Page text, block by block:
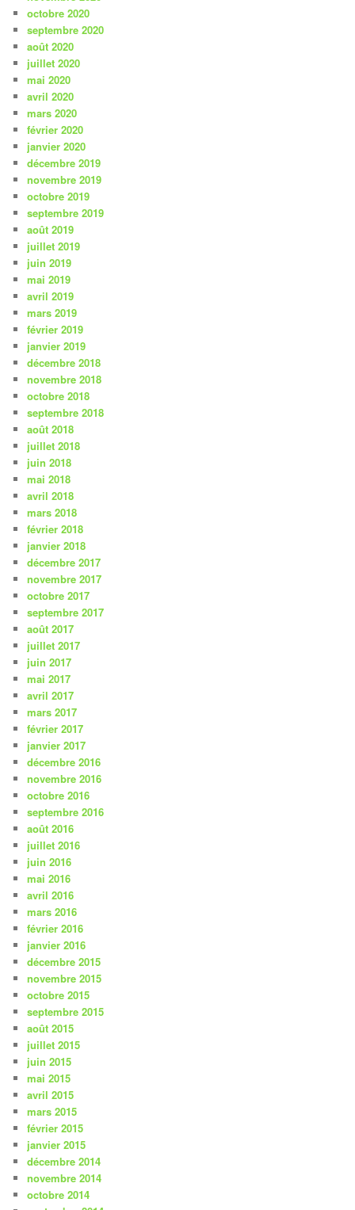
octobre 2020
septembre 2020
août 2020
juillet 2020
mai 2020
avril 2020
mars 2020
février 2020
janvier 2020
décembre 2019
novembre 2019
octobre 2019
septembre 2019
août 2019
juillet 2019
juin 2019
mai 2019
avril 2019
mars 2019
février 2019
janvier 2019
décembre 2018
novembre 2018
octobre 2018
septembre 2018
août 2018
juillet 2018
juin 2018
mai 2018
avril 2018
mars 2018
février 2018
janvier 2018
décembre 2017
novembre 2017
octobre 2017
septembre 2017
août 2017
juillet 2017
juin 2017
mai 2017
avril 2017
mars 2017
février 2017
janvier 2017
décembre 2016
novembre 2016
octobre 2016
septembre 2016
août 2016
juillet 2016
juin 2016
mai 2016
avril 2016
mars 2016
février 2016
janvier 2016
décembre 2015
novembre 2015
octobre 2015
septembre 2015
août 2015
juillet 2015
juin 2015
mai 2015
avril 2015
mars 2015
février 2015
janvier 2015
décembre 2014
novembre 2014
octobre 2014